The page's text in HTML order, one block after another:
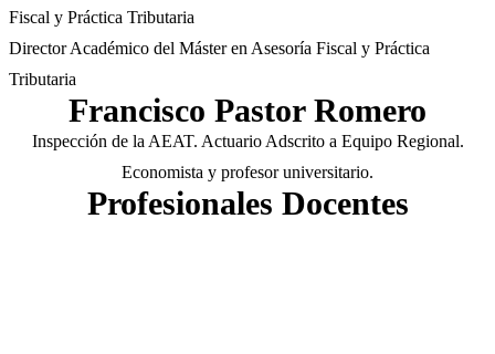
Director Académico del Máster en Asesoría Fiscal y Práctica
Tributaria
Francisco Pastor Romero
Inspección de la AEAT. Actuario Adscrito a Equipo Regional.
Economista y profesor universitario.
Profesionales Docentes